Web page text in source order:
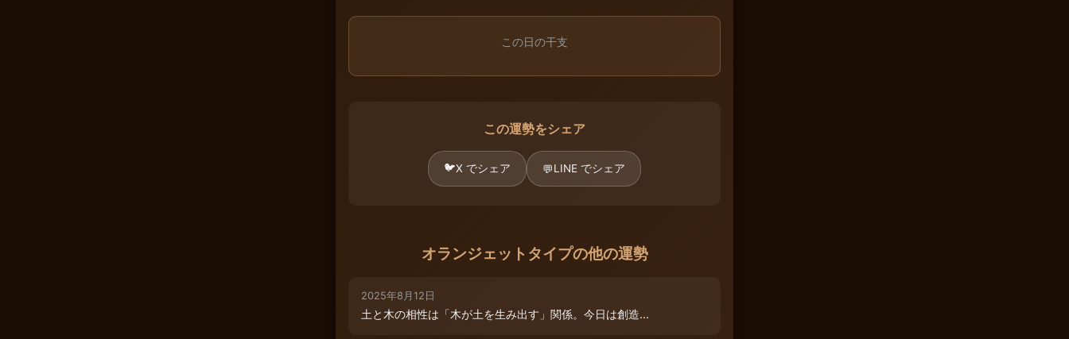
この日の干支
この運勢をシェア
🐦X でシェア 💬LINE でシェア
オランジェットタイプの他の運勢
2025年8月12日
土と木の相性は「木が土を生み出す」関係。今日は創造...